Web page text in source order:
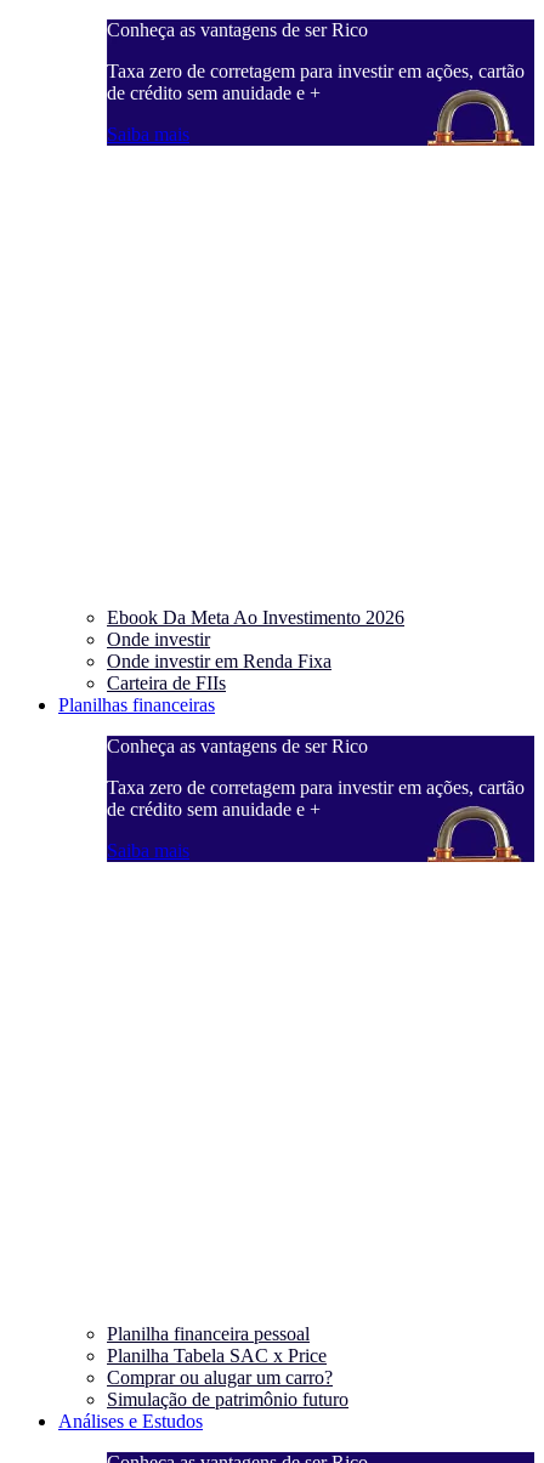
Conheça as vantagens de ser Rico
Taxa zero de corretagem para investir em ações, cartão
de crédito sem anuidade e +
Saiba mais
Ebook Da Meta Ao Investimento 2026
Onde investir
Onde investir em Renda Fixa
Carteira de FIIs
Planilhas financeiras
Conheça as vantagens de ser Rico
Taxa zero de corretagem para investir em ações, cartão
de crédito sem anuidade e +
Saiba mais
Planilha financeira pessoal
Planilha Tabela SAC x Price
Comprar ou alugar um carro?
Simulação de patrimônio futuro
Análises e Estudos